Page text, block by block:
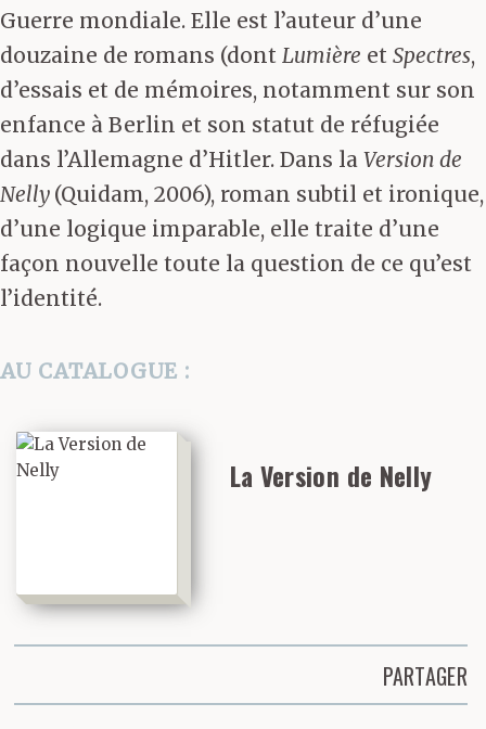
Guerre mondiale. Elle est l’auteur d’une
douzaine de romans (dont Lumière et Spectres,
d’essais et de mémoires, notamment sur son
enfance à Berlin et son statut de réfugiée
dans l’Allemagne d’Hitler. Dans la Version de
Nelly (Quidam, 2006), roman subtil et ironique,
d’une logique imparable, elle traite d’une
façon nouvelle toute la question de ce qu’est
l’identité.
AU CATALOGUE :
La Version de Nelly
PARTAGER